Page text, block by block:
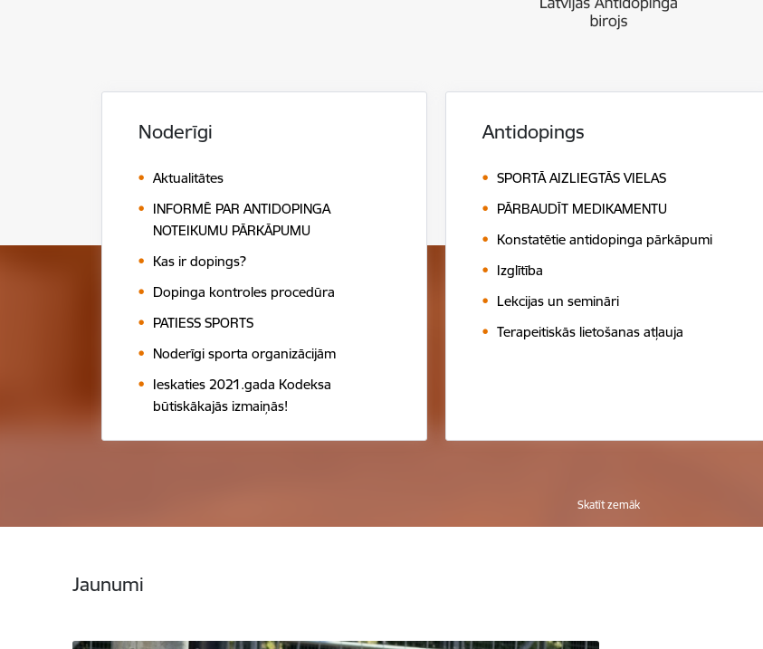
Noderīgi
Aktualitātes
INFORMĒ PAR ANTIDOPINGA
NOTEIKUMU PĀRKĀPUMU
Kas ir dopings?
Dopinga kontroles procedūra
PATIESS SPORTS
Noderīgi sporta organizācijām
Ieskaties 2021.gada Kodeksa
būtiskākajās izmaiņās!
Antidopings
SPORTĀ AIZLIEGTĀS VIELAS
PĀRBAUDĪT MEDIKAMENTU
Konstatētie antidopinga pārkāpumi
Izglītība
Lekcijas un semināri
Terapeitiskās lietošanas atļauja
Skatīt zemāk
Jaunumi